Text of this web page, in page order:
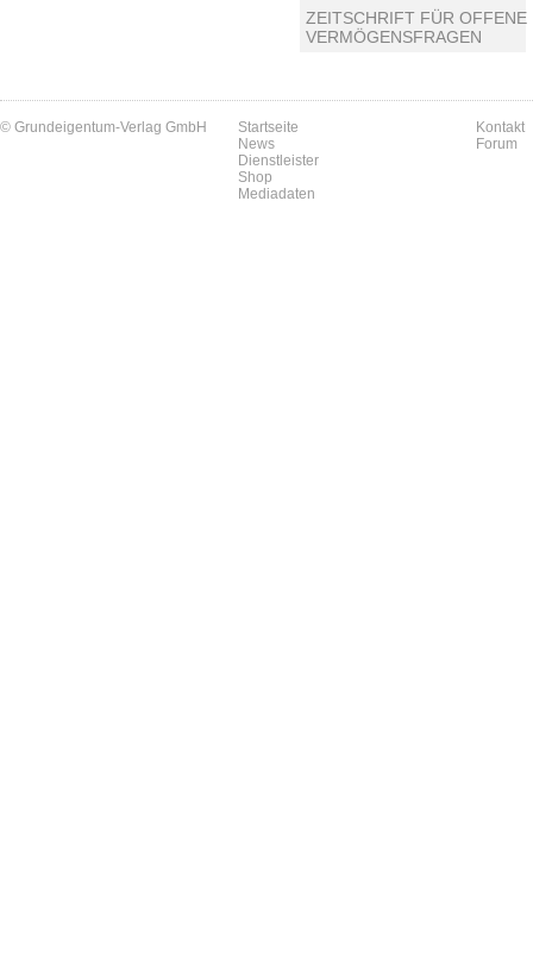
ZEITSCHRIFT FÜR OFFENE
VERMÖGENSFRAGEN
© Grundeigentum-Verlag GmbH
Startseite
News
Dienstleister
Shop
Mediadaten
Kontakt
Forum